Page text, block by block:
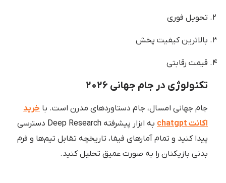
تحویل فوری
بالاترین کیفیت پخش
قیمت رقابتی
تکنولوژی در جام جهانی ۲۰۲۶
جام جهانی امسال، جام دستاوردهای مدرن است. با خرید
اکانت chatgpt
به ابزار پیشرفته Deep Research دسترسی
پیدا کنید و تمام آمارهای فیفا، تاریخچه تقابل تیم‌ها و فرم
بدنی بازیکنان را به صورت عمیق تحلیل کنید.